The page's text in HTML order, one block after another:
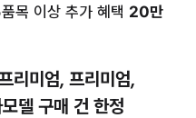
목 이상 추가 혜택 20만
리미엄, 프리미엄,
델 구매 건 한정